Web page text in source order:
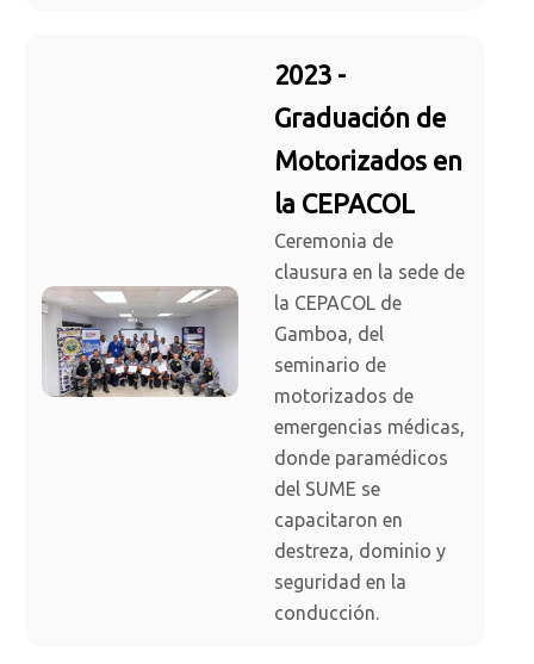
2023 -
Graduación de
Motorizados en
la CEPACOL
Ceremonia de
clausura en la sede de
la CEPACOL de
Gamboa, del
seminario de
motorizados de
emergencias médicas,
donde paramédicos
del SUME se
capacitaron en
destreza, dominio y
seguridad en la
conducción.